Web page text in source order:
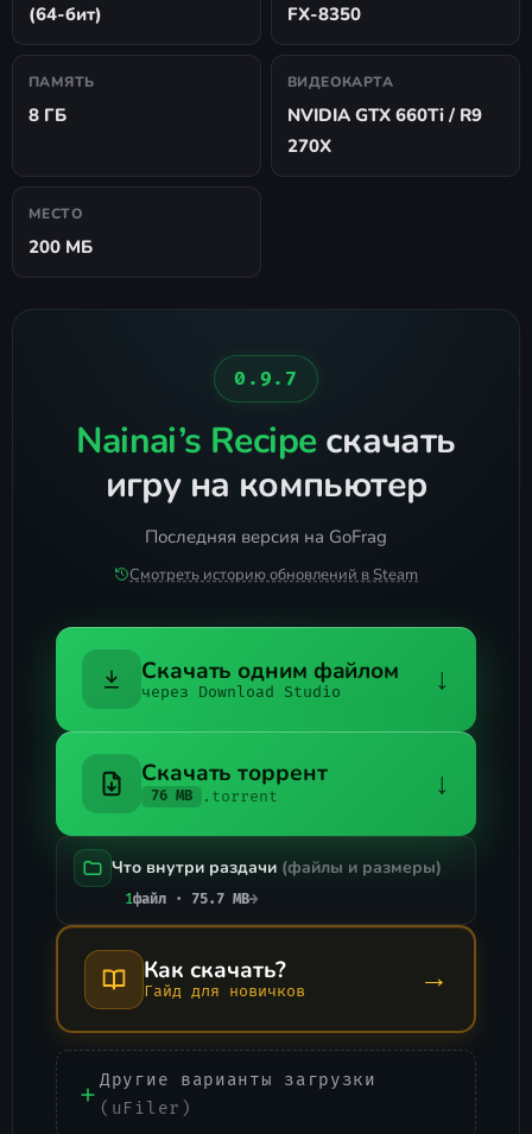
(64-бит)
FX-8350
ПАМЯТЬ
8 ГБ
ВИДЕОКАРТА
NVIDIA GTX 660Ti / R9
270X
МЕСТО
200 МБ
0.9.7
Nainai’s Recipeскачать
игру на компьютер
Последняя версия на GoFrag
Смотреть историю обновлений в Steam
Скачать одним файлом
через Download Studio ↓
Скачать торрент
76 MB .torrent ↓
Что внутри раздачи (файлы и размеры)
1файл · 75.7 MB→
Как скачать?
Гайд для новичков →
Другие варианты загрузки
(uFiler)